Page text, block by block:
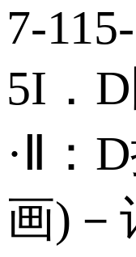
7-
5I．
·Ⅱ：
画)－